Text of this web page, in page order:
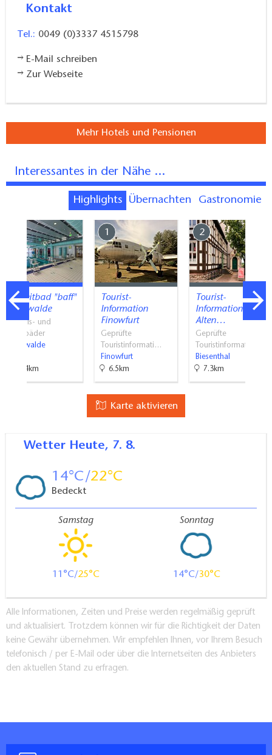
Kontakt
Tel.: 0049 (0)3337 4515798
E-Mail schreiben
Zur Webseite
Mehr Hotels und Pensionen
Interessantes in der Nähe ...
Highlights Übernachten Gastronomie
Freizeitbad "baff"
Eberswalde
Erlebnis- und
Spaßbäder
Eberswalde
11.4km
1
Tourist-
Information
Finowfurt
Geprüfte
Touristinformati…
Finowfurt
6.5km
2
Tourist-
Information im
Alten…
Geprüfte
Touristinformati…
Biesenthal
7.3km
Karte aktivieren
Wetter Heute, 7. 8.
14 22
Bedeckt
Samstag
11 25
Sonntag
14 30
Alle Informationen, Zeiten und Preise werden regelmäßig geprüft
und aktualisiert. Trotzdem können wir für die Richtigkeit der Daten
keine Gewähr übernehmen. Wir empfehlen Ihnen, vor Ihrem Besuch
telefonisch / per E-Mail oder über die Internetseiten des Anbieters
den aktuellen Stand zu erfragen.